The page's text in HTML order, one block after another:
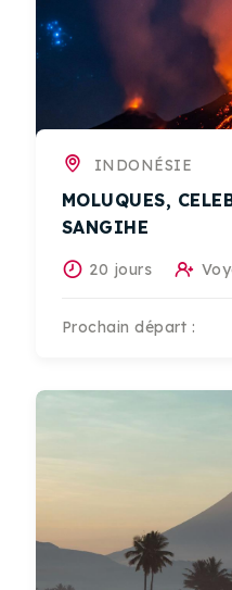
INDONÉSIE
MOLUQUES,
SANGIHE
20 jours
Prochain départ :